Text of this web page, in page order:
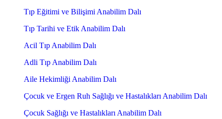
Tıp Eğitimi ve Bilişimi Anabilim Dalı
Tıp Tarihi ve Etik Anabilim Dalı
Acil Tıp Anabilim Dalı
Adli Tıp Anabilim Dalı
Aile Hekimliği Anabilim Dalı
Çocuk ve Ergen Ruh Sağlığı ve Hastalıkları Anabilim Dalı
Çocuk Sağlığı ve Hastalıkları Anabilim Dalı